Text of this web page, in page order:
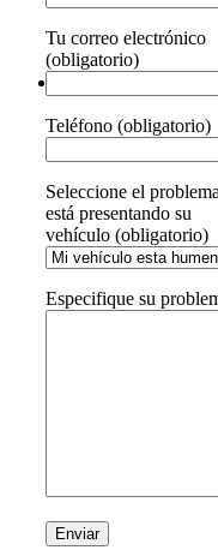
Tu correo electrónico
(obligatorio)
Teléfono (obligatorio)
Seleccione el
está presentando su
vehículo (obligatorio)
Especifique su